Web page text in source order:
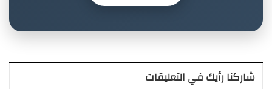
شاركنا رأيك في التعليقات